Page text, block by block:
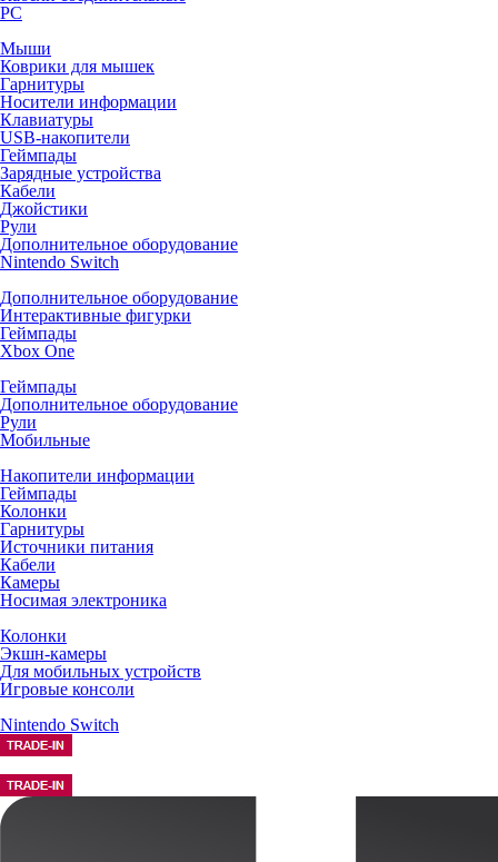
PC
Мыши
Коврики для мышек
Гарнитуры
Носители информации
Клавиатуры
USB-накопители
Геймпады
Зарядные устройства
Кабели
Джойстики
Рули
Дополнительное оборудование
Nintendo Switch
Дополнительное оборудование
Интерактивные фигурки
Геймпады
Xbox One
Геймпады
Дополнительное оборудование
Рули
Мобильные
Накопители информации
Геймпады
Колонки
Гарнитуры
Источники питания
Кабели
Камеры
Носимая электроника
Колонки
Экшн-камеры
Для мобильных устройств
Игровые консоли
Nintendo Switch